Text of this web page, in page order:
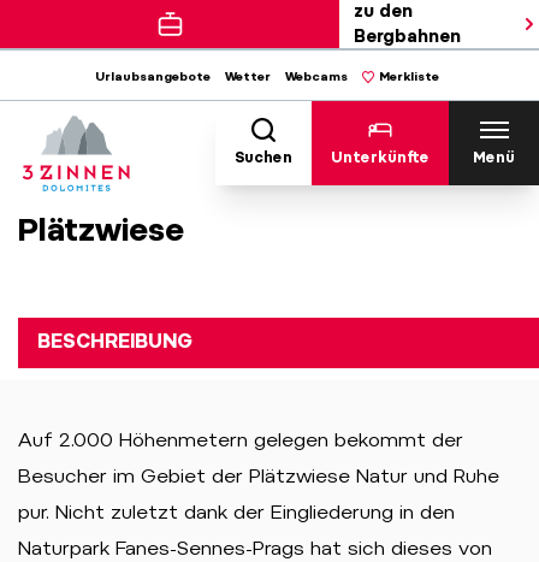
zu den
Bergbahnen
Urlaubsangebote Wetter Webcams Merkliste
Suchen Unterkünfte Menü
Plätzwiese
BESCHREIBUNG
Auf 2.000 Höhenmetern gelegen bekommt der
Besucher im Gebiet der Plätzwiese Natur und Ruhe
pur. Nicht zuletzt dank der Eingliederung in den
Naturpark Fanes-Sennes-Prags hat sich dieses von